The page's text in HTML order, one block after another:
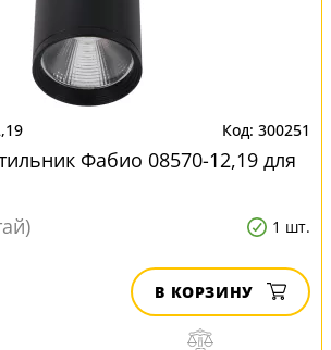
300251
Фабио 08570-12,19 для
1 шт.
В КОРЗИНУ